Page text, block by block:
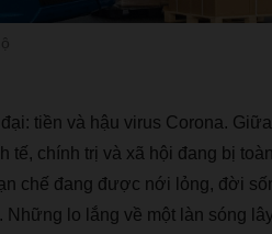
đại: tiền và hậu virus Corona. Giữa
tế, chính trị và xã hội đang bị toà
n chế đang được nới l ỏng, đời số
. Những lo l ắng về một l àn sóng l â